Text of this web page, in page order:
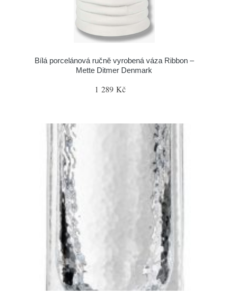
Bílá porcelánová ručně vyrobená váza Ribbon –
Mette Ditmer Denmark
1 289 Kč